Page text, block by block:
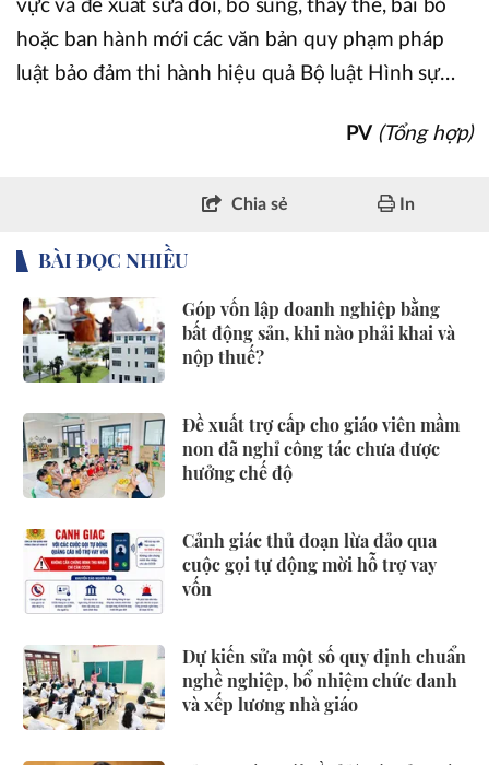
vực và đề xuất sửa đổi, bổ sung, thay thế, bãi bỏ
hoặc ban hành mới các văn bản quy phạm pháp
luật bảo đảm thi hành hiệu quả Bộ luật Hình sự…
PV (Tổng hợp)
Chia sẻ In
BÀI ĐỌC NHIỀU
Góp vốn lập doanh nghiệp bằng
bất động sản, khi nào phải khai và
nộp thuế?
Đề xuất trợ cấp cho giáo viên mầm
non đã nghỉ công tác chưa được
hưởng chế độ
Cảnh giác thủ đoạn lừa đảo qua
cuộc gọi tự động mời hỗ trợ vay
vốn
Dự kiến sửa một số quy định chuẩn
nghề nghiệp, bổ nhiệm chức danh
và xếp lương nhà giáo